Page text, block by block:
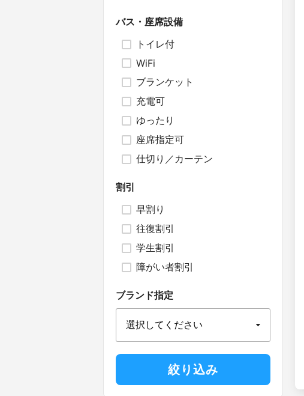
バス・座席設備
トイレ付
WiFi
ブランケット
充電可
ゆったり
座席指定可
仕切り／カーテン
割引
早割り
往復割引
学生割引
障がい者割引
ブランド指定